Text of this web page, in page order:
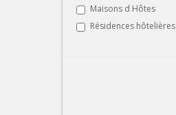
Maisons d Hôtes
Résidences hôtelières